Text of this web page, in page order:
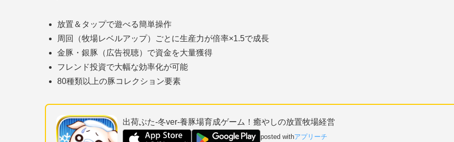
放置＆タップで遊べる簡単操作
周回（牧場レベルアップ）ごとに生産力が倍率×1.5で成長
金豚・銀豚（広告視聴）で資金を大量獲得
フレンド投資で大幅な効率化が可能
80種類以上の豚コレクション要素
出荷ぶた-冬ver-養豚場育成ゲーム！癒やしの放置牧場経営
posted withアプリーチ